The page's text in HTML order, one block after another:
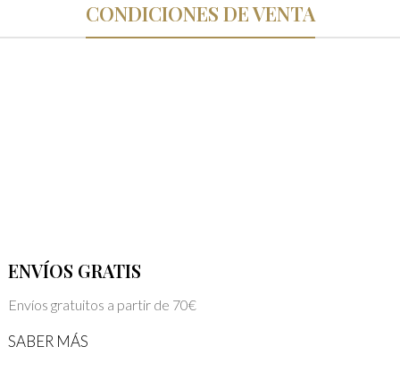
CONDICIONES DE VENTA
ENVÍOS GRATIS
Envíos gratuitos a partir de 70€
SABER MÁS